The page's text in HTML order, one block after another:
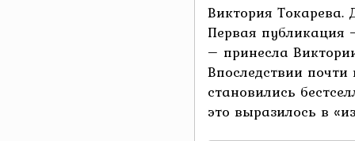
Виктория Токарева.
Первая публикация
– принесла
Впоследствии почти
становились
это выразилось в